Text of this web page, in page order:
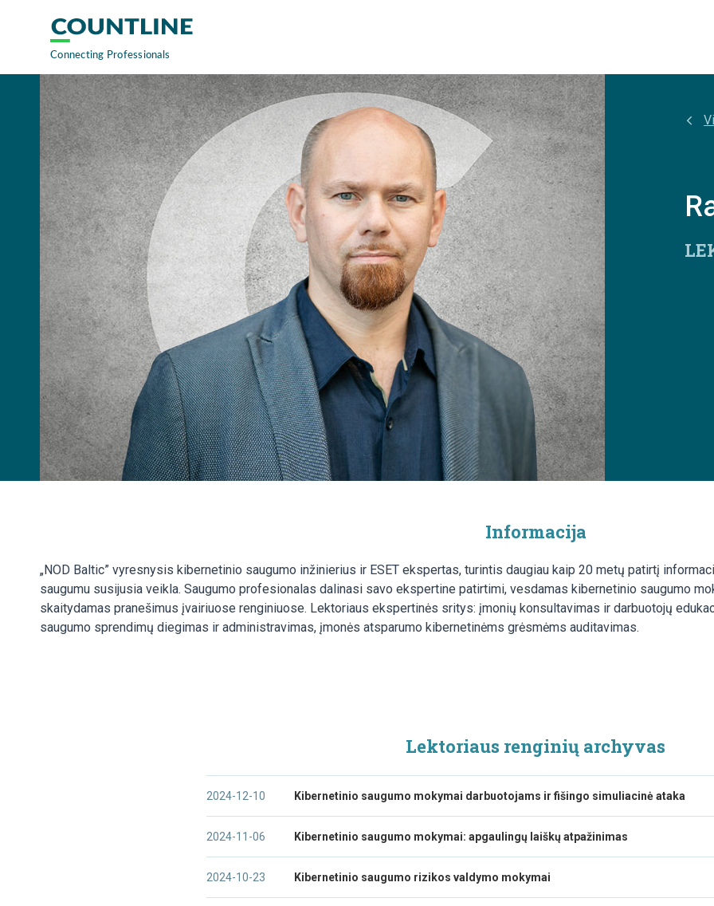
Informacija
„NOD Baltic” vyresnysis kibernetinio saugumo inžinierius ir ESET ekspertas, turintis daugiau kaip 20 metų patirtį
saugumu susijusia veikla. Saugumo profesionalas dalinasi savo ekspertine patirtimi, vesdamas kibernetinio saugumo
skaitydamas pranešimus įvairiuose renginiuose. Lektoriaus ekspertinės sritys: įmonių konsultavimas ir darbuotojų
saugumo sprendimų diegimas ir administravimas, įmonės atsparumo kibernetinėms grėsmėms auditavimas.
Lektoriaus renginių archyvas
2024-12-10 Kibernetinio saugumo mokymai darbuotojams ir fišingo simuliacinė ataka
2024-11-06 Kibernetinio saugumo mokymai: apgaulingų laiškų atpažinimas
2024-10-23 Kibernetinio saugumo rizikos valdymo mokymai